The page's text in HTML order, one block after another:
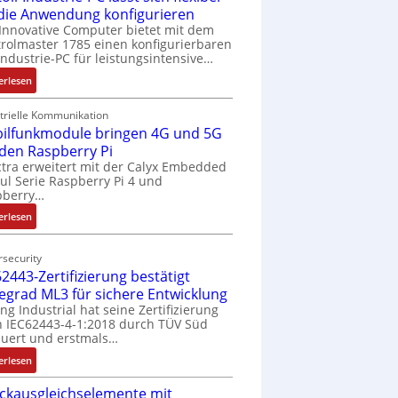
Anwendung konfigurieren
Computer bietet mit dem
1785 einen konfigurierbaren
PC für leistungsintensive…
:
1
9
-
Z
o
l
l
-
I
d
u
s
t
r
i
e
Kommunikation
bringen 4G und 5G
Raspberry Pi
erweitert mit der Calyx Embedded
Serie Raspberry Pi 4 und
:
M
b
i
l
f
u
n
k
Zertifizierung bestätigt
ML3 für sichere Entwicklung
Industrial hat seine Zertifizierung
IEC62443-4-1:2018 durch TÜV Süd
und erstmals…
:
I
E
mit